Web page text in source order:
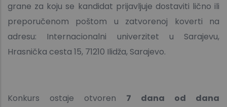
grane za koju se kandidat prijavljuje dostaviti lično ili
preporučenom poštom u zatvorenoj koverti na
adresu: Internacionalni univerzitet u Sarajevu,
Hrasnička cesta 15, 71210 Ilidža, Sarajevo.
Konkurs ostaje otvoren 7 dana od dana